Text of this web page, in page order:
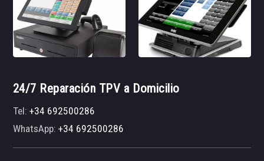
24/7 Reparación TPV a Domicilio
Tel:+34 692500286
WhatsApp:+34 692500286